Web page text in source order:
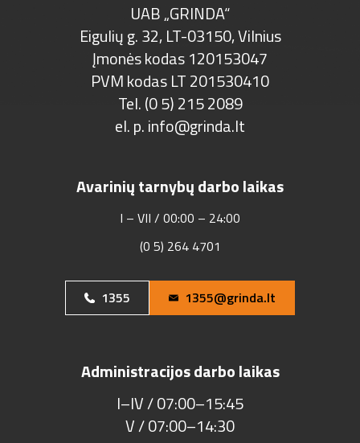
UAB „GRINDA“
Eigulių g. 32, LT-03150, Vilnius
Įmonės kodas 120153047
PVM kodas LT 201530410
Tel. (0 5) 215 2089
el. p.info@grinda.lt
Avarinių tarnybų darbo laikas
I – VII / 00:00 – 24:00
(0 5) 264 4701
1355 1355@grinda.lt
Administracijos darbo laikas
I–IV / 07:00–15:45
V / 07:00–14:30